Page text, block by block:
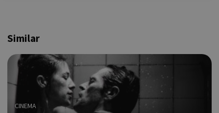
Similar
CINEMA